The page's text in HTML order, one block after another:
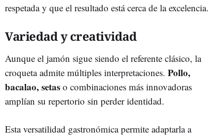
respetada y que el resultado está cerca de la excelencia.
Variedad y creatividad
Aunque el jamón sigue siendo el referente clásico, la
croqueta admite múltiples interpretaciones. Pollo,
bacalao, setas o combinaciones más innovadoras
amplían su repertorio sin perder identidad.
Esta versatilidad gastronómica permite adaptarla a